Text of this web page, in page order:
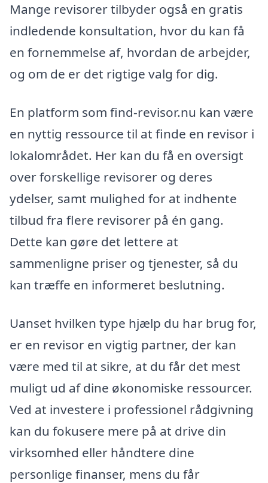
Mange revisorer tilbyder også en gratis
indledende konsultation, hvor du kan få
en fornemmelse af, hvordan de arbejder,
og om de er det rigtige valg for dig.
En platform som find-revisor.nu kan være
en nyttig ressource til at finde en revisor i
lokalområdet. Her kan du få en oversigt
over forskellige revisorer og deres
ydelser, samt mulighed for at indhente
tilbud fra flere revisorer på én gang.
Dette kan gøre det lettere at
sammenligne priser og tjenester, så du
kan træffe en informeret beslutning.
Uanset hvilken type hjælp du har brug for,
er en revisor en vigtig partner, der kan
være med til at sikre, at du får det mest
muligt ud af dine økonomiske ressourcer.
Ved at investere i professionel rådgivning
kan du fokusere mere på at drive din
virksomhed eller håndtere dine
personlige finanser, mens du får